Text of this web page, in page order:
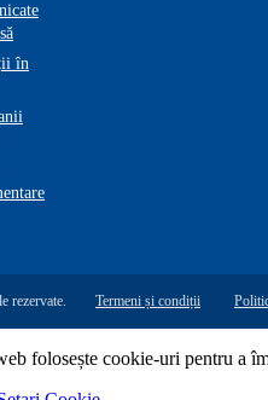
în
rezervate. Termeni și condiții
folosește cookie-uri pentru a